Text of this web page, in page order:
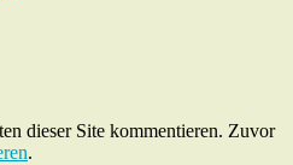
dieser Site kommentieren. Zuvor
.